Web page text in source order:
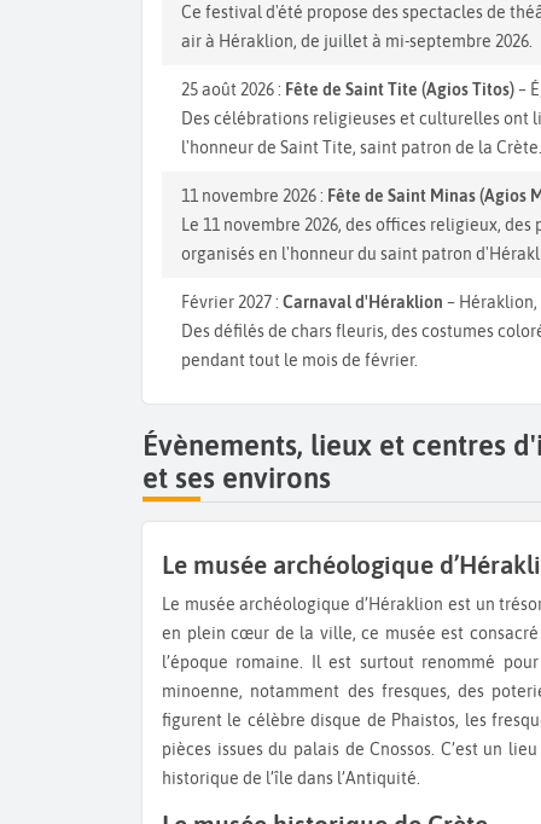
Ce festival d'été propose des spectacles de
air à Héraklion, de juillet à mi-septembre 2026.
25 août 2026 : Fête de Saint Tite (Agios Titos)–
Des célébrations religieuses et culturelles ont
l'honneur de Saint Tite, saint patron de la Crète.
11 novembre 2026 : Fête de Saint Minas (Agios
Le 11 novembre 2026, des offices religieux,
organisés en l'honneur du saint patron
Février 2027 : Carnaval d'Héraklion – Héraklion,
Des défilés de chars fleuris, des costumes
pendant tout le mois de février.
Évènements, lieux et centres
et ses environs
Le musée archéologique
Le musée archéologique d’Héraklion est un trésor pour les amateurs d’histoire antique et d’archéologie. Situé
en plein cœur de la ville, ce musée est
l’époque romaine. Il est surtout renommé
minoenne, notamment des fresques, des
figurent le célèbre disque de Phaistos, les
pièces issues du palais de Cnossos. C’est un
historique de l’île dans l’Antiquité.